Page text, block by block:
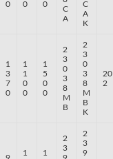
0
0
0
C
A
C
A
K
1
3
7
0
1
1
0
0
1
5
0
0
2
3
0
3
8
M
B
2
3
0
3
8
M
B
K
20
2
9
1
1
2
3
9
2
3
9